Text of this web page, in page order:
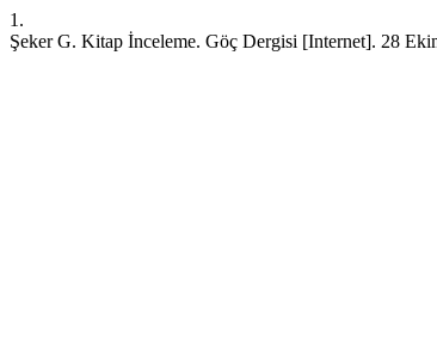
1.
Şeker G. Kitap İnceleme. Göç Dergisi [Internet]. 28